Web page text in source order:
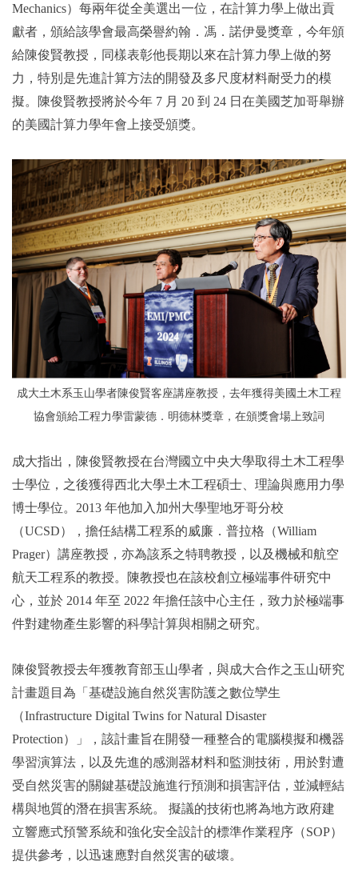
Mechanics）每兩年從全美選出一位，在計算力學上做出貢
獻者，頒給該學會最高榮譽約翰．馮．諾伊曼獎章，今年頒
給陳俊賢教授，同樣表彰他長期以來在計算力學上做的努
力，特別是先進計算方法的開發及多尺度材料耐受力的模
擬。陳俊賢教授將於今年 7 月 20 到 24 日在美國芝加哥舉辦
的美國計算力學年會上接受頒獎。
成大土木系玉山學者陳俊賢客座講座教授，去年獲得美國土木工程
協會頒給工程力學雷蒙德．明德林獎章，在頒獎會場上致詞
成大指出，陳俊賢教授在台灣國立中央大學取得土木工程學
士學位，之後獲得西北大學土木工程碩士、理論與應用力學
博士學位。2013 年他加入加州大學聖地牙哥分校
（UCSD），擔任結構工程系的威廉．普拉格（William
Prager）講座教授，亦為該系之特聘教授，以及機械和航空
航天工程系的教授。陳教授也在該校創立極端事件研究中
心，並於 2014 年至 2022 年擔任該中心主任，致力於極端事
件對建物產生影響的科學計算與相關之研究。
陳俊賢教授去年獲教育部玉山學者，與成大合作之玉山研究
計畫題目為「基礎設施自然災害防護之數位孿生
（Infrastructure Digital Twins for Natural Disaster
Protection）」，該計畫旨在開發一種整合的電腦模擬和機器
學習演算法，以及先進的感測器材料和監測技術，用於對遭
受自然災害的關鍵基礎設施進行預測和損害評估，並減輕結
構與地質的潛在損害系統。 擬議的技術也將為地方政府建
立響應式預警系統和強化安全設計的標準作業程序（SOP）
提供參考，以迅速應對自然災害的破壞。